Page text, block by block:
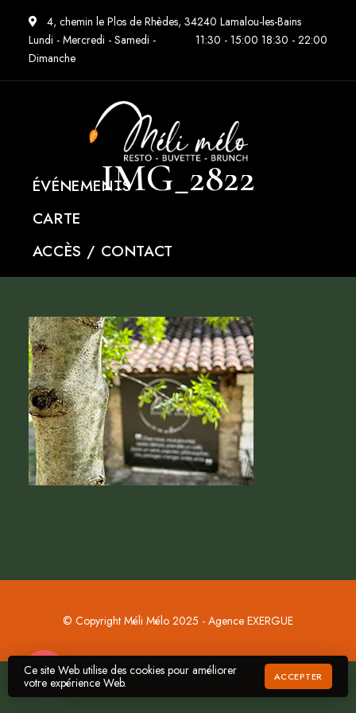
4, chemin le Plos de Rhèdes, 34240 Lamalou-les-Bains
Lundi - Mercredi - Samedi -
Dimanche
11:30 - 15:00 18:30 - 22:00
ÉVÉNEMENTS
CARTE
ACCÈS / CONTACT
IMG_2822
© Copyright Méli Mélo 2025 - Agence EXERGUE
Ce site Web utilise des cookies pour améliorer
votre expérience Web.
ACCEPTER
Commander
Open chaty